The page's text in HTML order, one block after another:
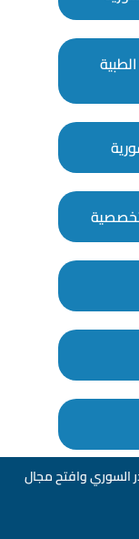
السوري وافتح مجال